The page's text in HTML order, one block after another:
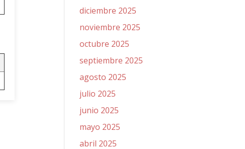
diciembre 2025
noviembre 2025
octubre 2025
septiembre 2025
agosto 2025
julio 2025
junio 2025
mayo 2025
abril 2025